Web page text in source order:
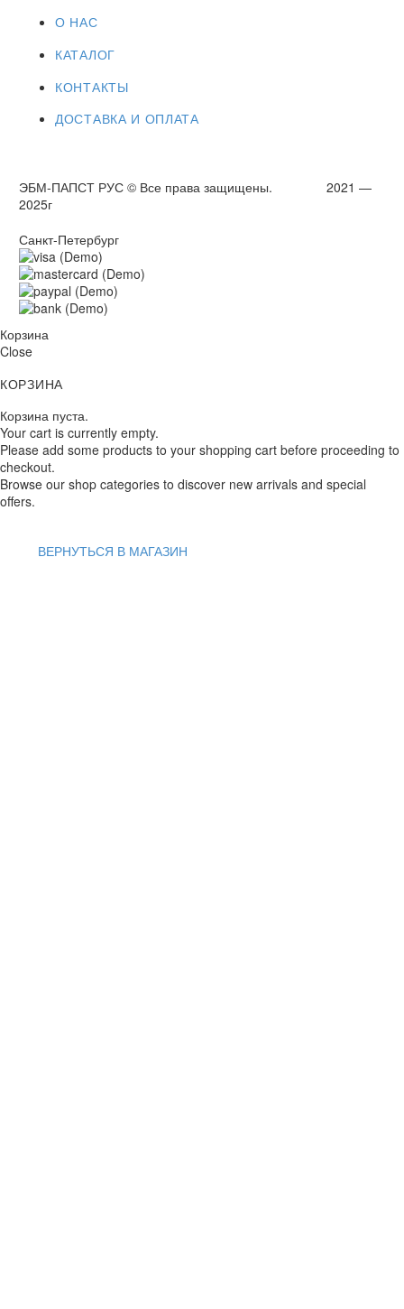
О НАС
КАТАЛОГ
КОНТАКТЫ
ДОСТАВКА И ОПЛАТА
ЭБМ-ПАПСТ РУС © Все права защищены. 2021 —
2025г
Санкт-Петербург
Корзина
Close
КОРЗИНА
Корзина пуста.
Your cart is currently empty.
Please add some products to your shopping cart before proceeding to
checkout.
Browse our shop categories to discover new arrivals and special
offers.
ВЕРНУТЬСЯ В МАГАЗИН